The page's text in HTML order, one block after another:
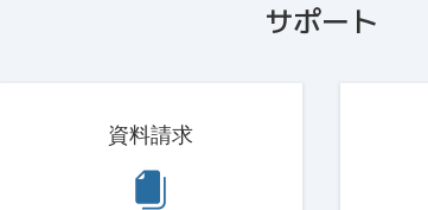
サポート
資料請求